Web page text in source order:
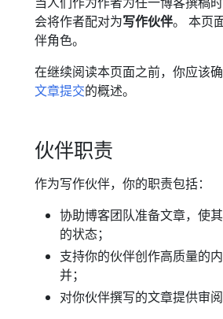
会将作者配对为写作伙伴。 本页
伴角色。
在继续阅读本页面之前，你应该
文章提交的概述。
伙伴职责
作为写作伙伴，你的职责包括：
协助博客团队准备文章，使
的状态；
支持你的伙伴创作高质量的
并；
对你伙伴撰写的文章提供审阅